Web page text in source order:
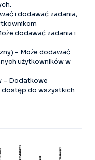
i dodawać zadania,
dodawać zadania i
– Może dodawać
użytkowników w
– Dodatkowe
dostęp do wszystkich